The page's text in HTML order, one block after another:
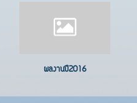
ผลงานปี2016